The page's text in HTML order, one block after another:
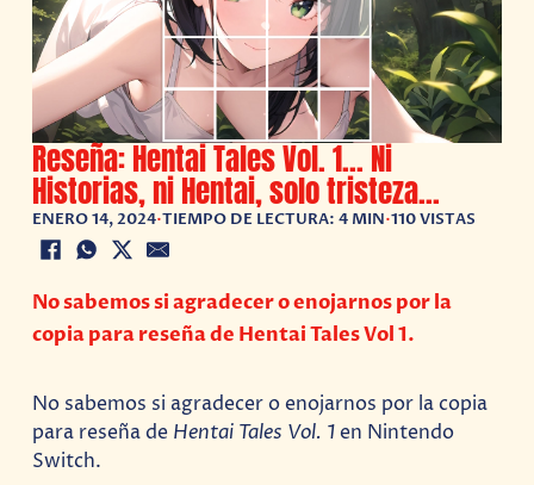
Reseña: Hentai Tales Vol. 1… Ni
Historias, ni Hentai, solo tristeza…
ENERO 14, 2024•TIEMPO DE LECTURA: 4 MIN•110 VISTAS
No sabemos si agradecer o enojarnos por la
copia para reseña de Hentai Tales Vol 1.
No sabemos si agradecer o enojarnos por la copia
para reseña de Hentai Tales Vol. 1en Nintendo
Switch.